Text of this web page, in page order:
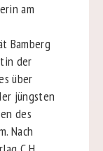
am
Bamberg
der
über
jüngsten
des
Nach